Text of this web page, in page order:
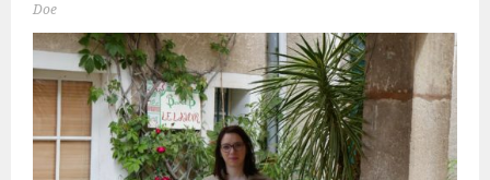
Doe